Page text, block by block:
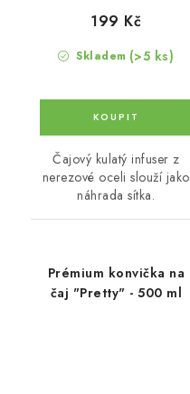
Skladem (>5 ks)
199 Kč
Čajový kulatý infuser z
nerezové oceli slouží jako
náhrada sítka.
Prémium konvička na
čaj "Pretty" - 500 ml